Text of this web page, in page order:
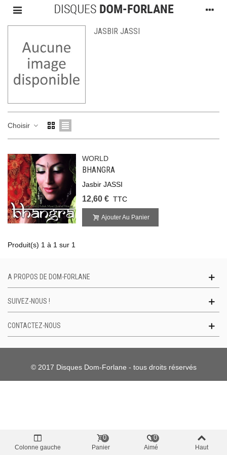
JASBIR JASSI
Choisir
WORLD
BHANGRA
Jasbir JASSI
12,60 € TTC
Ajouter Au Panier
Produit(s) 1 à 1 sur 1
A PROPOS DE DOM-FORLANE
SUIVEZ-NOUS !
CONTACTEZ-NOUS
© 2017 Disques Dom-Forlane - tous droits réservés
Colonne gauche Panier
0
Aimé
0
Haut